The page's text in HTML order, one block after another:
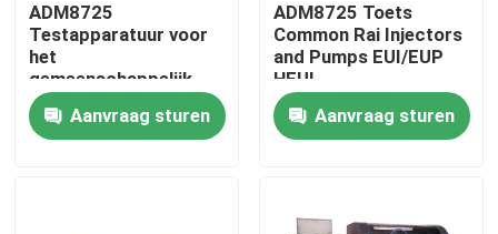
Huis
Producten
ADM8725
Testapparatuur voor
het
gemeenschappelijk
spoorwegsysteem
Aanvraag sturen
ADM8725 Toets
Common Rai Injectors
and Pumps EUI/EUP
HEUI
Aanvraag sturen